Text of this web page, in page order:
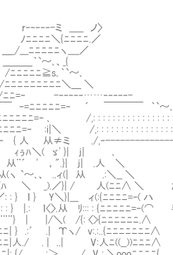
ノ〉
ﾆﾆﾆ.／
____／
､、_{
｀`～､
ﾆ＼＿ ＼
´ ￣￣￣￣ ｀`～､
: : : : : : : : : : : : : : : :
:i|＼ /,: : : : : : : : : : : : : : : : :
=‐ { 人 从≠ミ ./
ﾊ＼( ゞ' }| j| ､
.人 ＼ ええ、立派な
(| 从 .:＼__ ＼
＼ ただ、彼がやるは
ィ(:{ﾆﾆﾆﾆ=‐( ハ
: {ﾆﾆﾆﾆﾆ=‐(⌒ 手放しに彼を
/{: 〈>{ﾆﾆﾆﾆﾆﾆ.∧
/ v:.:..{ﾆﾆﾆﾆﾆﾆﾆ∧
人ﾆ((__))ﾆﾆﾆ∧